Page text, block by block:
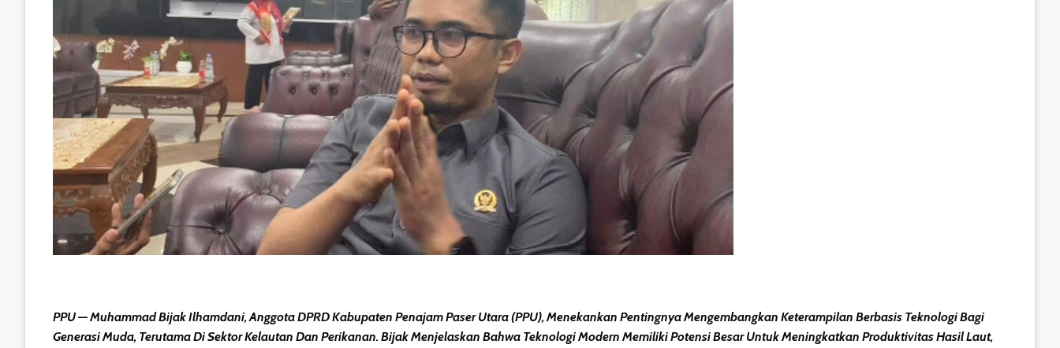
PPU — Muhammad Bijak Ilhamdani, Anggota DPRD Kabupaten Penajam Paser Utara (PPU), Menekankan Pentingnya Mengembangkan Keterampilan Berbasis Teknologi Bagi
Generasi Muda, Terutama Di Sektor Kelautan Dan Perikanan. Bijak Menjelaskan Bahwa Teknologi Modern Memiliki Potensi Besar Untuk Meningkatkan Produktivitas Hasil Laut,